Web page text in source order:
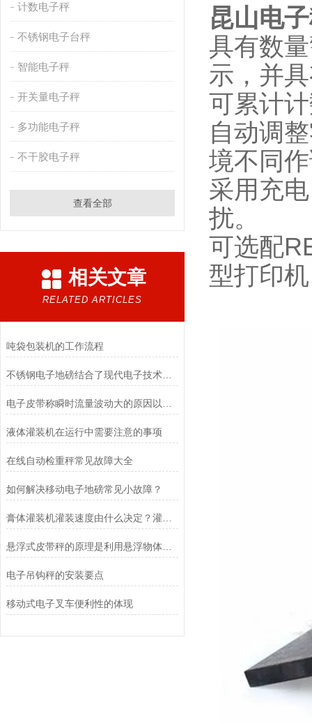
计数电子秤
不锈钢电子台秤
智能电子秤
开关量电子秤
多功能电子秤
不干胶电子秤
查看全部
相关文章
RELATED ARTICLES
吨袋包装机的工作流程
不锈钢电子地磅结合了现代电子技术和高质量不锈钢材料的优点
液体灌装机在运行中需要注意的事项
在线自动检重秤常见故障大全
如何解决移动电子地磅常见小故障？
悬浮式皮带秤的原理是利用悬浮物体重力与浮力的平衡原理
电子吊钩秤的安装要点
移动式电子叉车便利性的体现
昆山电
具有数
示，并
可累计
自动调
境不同
采用充
扰。
可选配
型打印